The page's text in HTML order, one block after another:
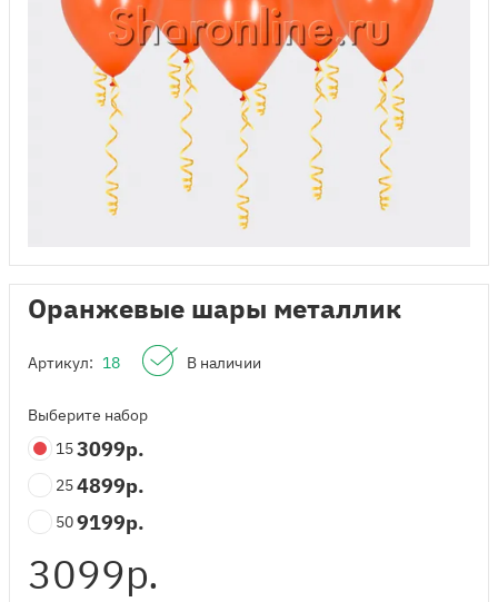
Оранжевые шары металлик
Артикул: 18 В наличии
Выберите набор
153099р.
254899р.
509199р.
3099р.